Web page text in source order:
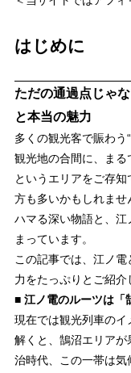
はじめに
ただの通過点じゃ
と本当の魅力
多くの観光客で賑わう
観光地の合間に、まる
というエリアをご存
方も多いかもしれま
ハマる深い物語と、江
まっています。
この記事では、江ノ
力をたっぷりとご紹介
■ 江ノ電のルーツは「
現在では観光列車の
解くと、鵠沼エリアが
治時代、この一帯は